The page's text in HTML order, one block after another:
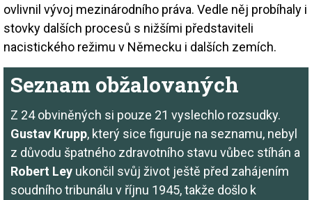
ovlivnil vývoj mezinárodního práva. Vedle něj probíhaly i
stovky dalších procesů s nižšími představiteli
nacistického režimu v Německu i dalších zemích.
Seznam obžalovaných
Z 24 obviněných si pouze 21 vyslechlo rozsudky.
Gustav Krupp, který sice figuruje na seznamu, nebyl
z důvodu špatného zdravotního stavu vůbec stíhán a
Robert Ley ukončil svůj život ještě před zahájením
soudního tribunálu v říjnu 1945, takže došlo k